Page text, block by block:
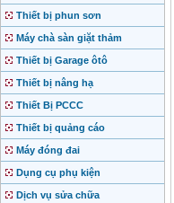
Thiết bị phun sơn
Máy chà sàn giặt thảm
Thiết bị Garage ôtô
Thiết bị nâng hạ
Thiết Bị PCCC
Thiết bị quảng cáo
Máy đóng đai
Dụng cụ phụ kiện
Dịch vụ sửa chữa